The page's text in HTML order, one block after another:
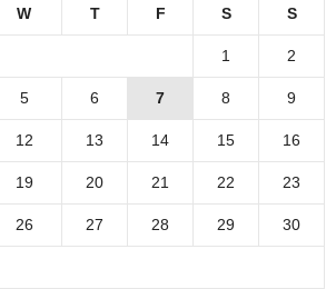
W T F S S
1 2
5 6 7 8 9
12 13 14 15 16
19 20 21 22 23
26 27 28 29 30